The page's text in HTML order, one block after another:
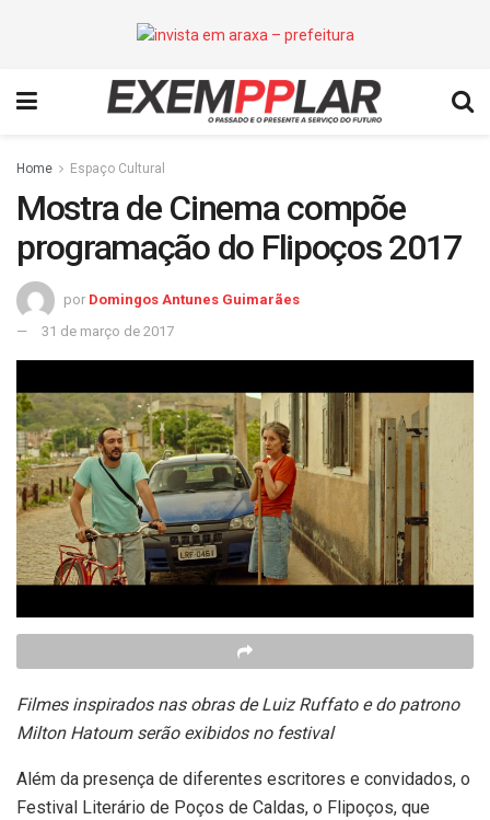
Home Espaço Cultural
Mostra de Cinema compõe
programação do Flipoços 2017
por Domingos Antunes Guimarães
31 de março de 2017
Filmes inspirados nas obras de Luiz Ruffato e do patrono
Milton Hatoum serão exibidos no festival
Além da presença de diferentes escritores e convidados, o
Festival Literário de Poços de Caldas, o Flipoços, que